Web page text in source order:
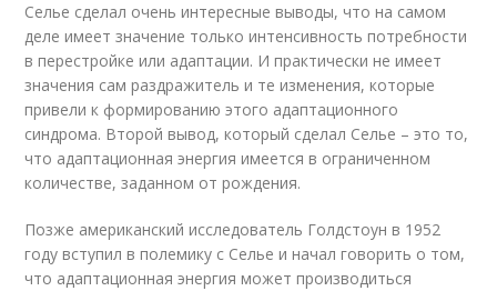
Селье сделал очень интересные выводы, что на самом
деле имеет значение только интенсивность потребности
в перестройке или адаптации. И практически не имеет
значения сам раздражитель и те изменения, которые
привели к формированию этого адаптационного
синдрома. Второй вывод, который сделал Селье – это то,
что адаптационная энергия имеется в ограниченном
количестве, заданном от рождения.
Позже американский исследователь Голдстоун в 1952
году вступил в полемику с Селье и начал говорить о том,
что адаптационная энергия может производиться